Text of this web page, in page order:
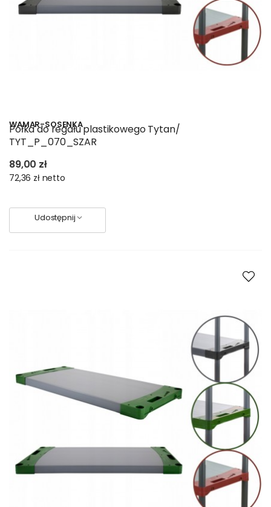
WAMAR-SOSENKA
Półka do regału plastikowego Tytan/
TYT_P_070_SZAR
89,00 zł
72,36 zł netto
Udostępnij